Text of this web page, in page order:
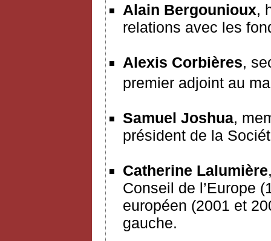
Alain Bergounioux,
relations avec les
Alexis Corbières,
premier adjoint au
Samuel Joshua,
président de la
Catherine Lalumière
Conseil de l’Europe
européen (2001 et
gauche.